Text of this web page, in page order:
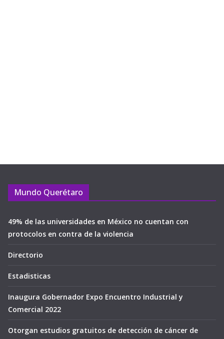
Mundo Querétaro
49% de las universidades en México no cuentan con
protocolos en contra de la violencia
Directorio
Estadisticas
Inaugura Gobernador Expo Encuentro Industrial y
Comercial 2022
Otorgan estudios gratuitos de detección de cáncer de